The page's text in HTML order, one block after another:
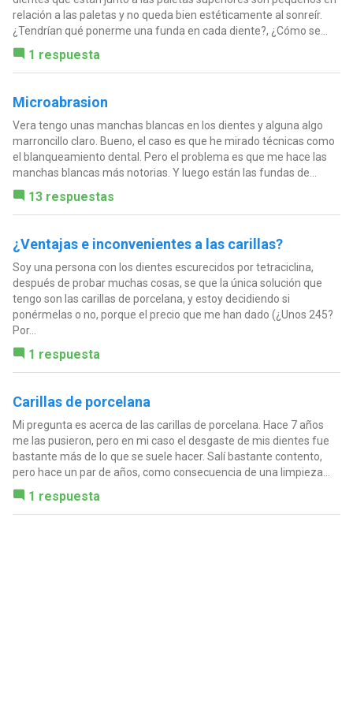
relación a las paletas y no queda bien estéticamente al sonreír.
¿Tendrían qué ponerme una funda en cada diente?, ¿Cómo se...
1 respuesta
Microabrasion
Vera tengo unas manchas blancas en los dientes y alguna algo
marroncillo claro. Bueno, el caso es que he mirado técnicas como
el blanqueamiento dental. Pero el problema es que me hace las
manchas blancas más notorias. Y luego están las fundas de...
13 respuestas
¿Ventajas e inconvenientes a las carillas?
Soy una persona con los dientes escurecidos por tetraciclina,
después de probar muchas cosas, se que la única solución que
tengo son las carillas de porcelana, y estoy decidiendo si
ponérmelas o no, porque el precio que me han dado (¿Unos 245?
Por...
1 respuesta
Carillas de porcelana
Mi pregunta es acerca de las carillas de porcelana. Hace 7 años
me las pusieron, pero en mi caso el desgaste de mis dientes fue
bastante más de lo que se suele hacer. Salí bastante contento,
pero hace un par de años, como consecuencia de una limpieza...
1 respuesta